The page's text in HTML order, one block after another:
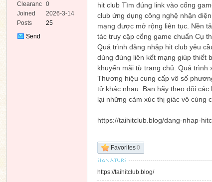
Clearanc
e
0
Joined
2026-3-14
Posts
25
Send
hit club Tìm đúng link vào cổng
club ứng dụng công nghệ nhận
mạng được mở rộng liên tục. Nền
tác truy cập cổng game chuẩn Cụ
Quá trình đăng nhập hit club yêu
dùng đúng liên kết mạng giúp thiết
khuyến mãi từ trang chủ. Quá trình
Thương hiệu cung cấp vô số
tử khác nhau. Bạn hãy theo dõi
lại những cảm xúc thị giác vô cùng
https://taihitclub.blog/dang-nhap-
Favorites0
https://taihitclub.blog/